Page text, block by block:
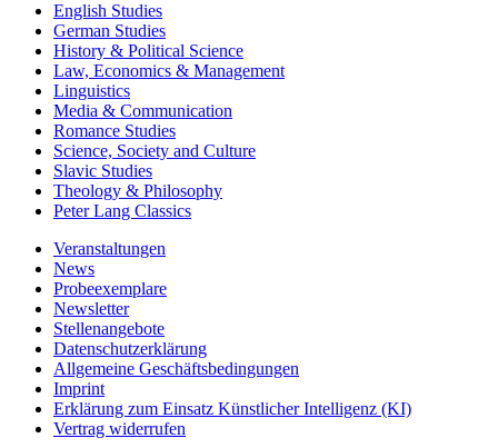
English Studies
German Studies
History & Political Science
Law, Economics & Management
Linguistics
Media & Communication
Romance Studies
Science, Society and Culture
Slavic Studies
Theology & Philosophy
Peter Lang Classics
Veranstaltungen
News
Probeexemplare
Newsletter
Stellenangebote
Datenschutzerklärung
Allgemeine Geschäftsbedingungen
Imprint
Erklärung zum Einsatz Künstlicher Intelligenz (KI)
Vertrag widerrufen